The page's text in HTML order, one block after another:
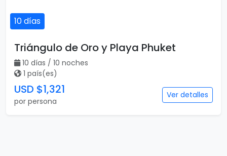
10 días
Triángulo de Oro y Playa Phuket
10 días / 10 noches
1 país(es)
USD $1,321
por persona
Ver detalles